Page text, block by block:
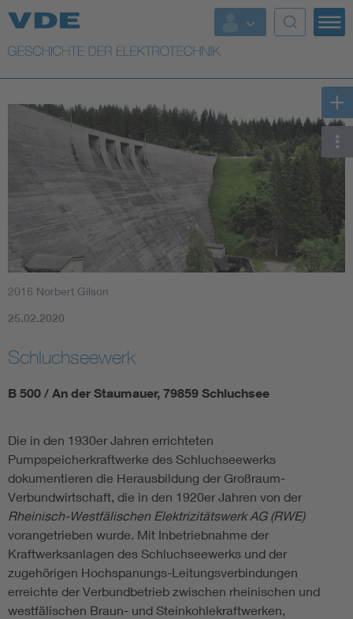
Top Themen
Weitere Themen
2016 Norbert Gilson
25.02.2020
Schluchseewerk
B 500 / An der Staumauer, 79859 Schluchsee
Die in den 1930er Jahren errichteten
Pumpspeicherkraftwerke des Schluchseewerks
dokumentieren die Herausbildung der Großraum-
Verbundwirtschaft, die in den 1920er Jahren von der
Rheinisch-Westfälischen Elektrizitätswerk AG (RWE)
vorangetrieben wurde. Mit Inbetriebnahme der
Kraftwerksanlagen des Schluchseewerks und der
zugehörigen Hochspanungs-Leitungsverbindungen
erreichte der Verbundbetrieb zwischen rheinischen und
westfälischen Braun- und Steinkohlekraftwerken,